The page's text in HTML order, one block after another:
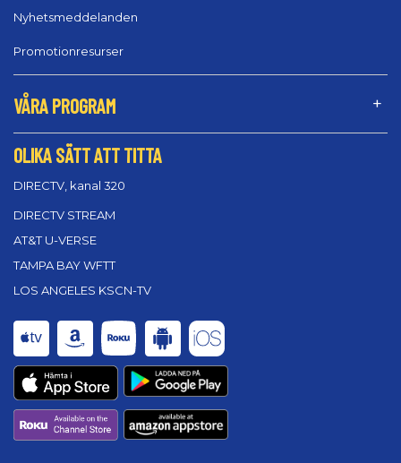
Nyhetsmeddelanden
Promotionresurser
VÅRA PROGRAM
OLIKA SÄTT ATT TITTA
DIRECTV, kanal 320
DIRECTV STREAM
AT&T U-VERSE
TAMPA BAY WFTT
LOS ANGELES KSCN-TV